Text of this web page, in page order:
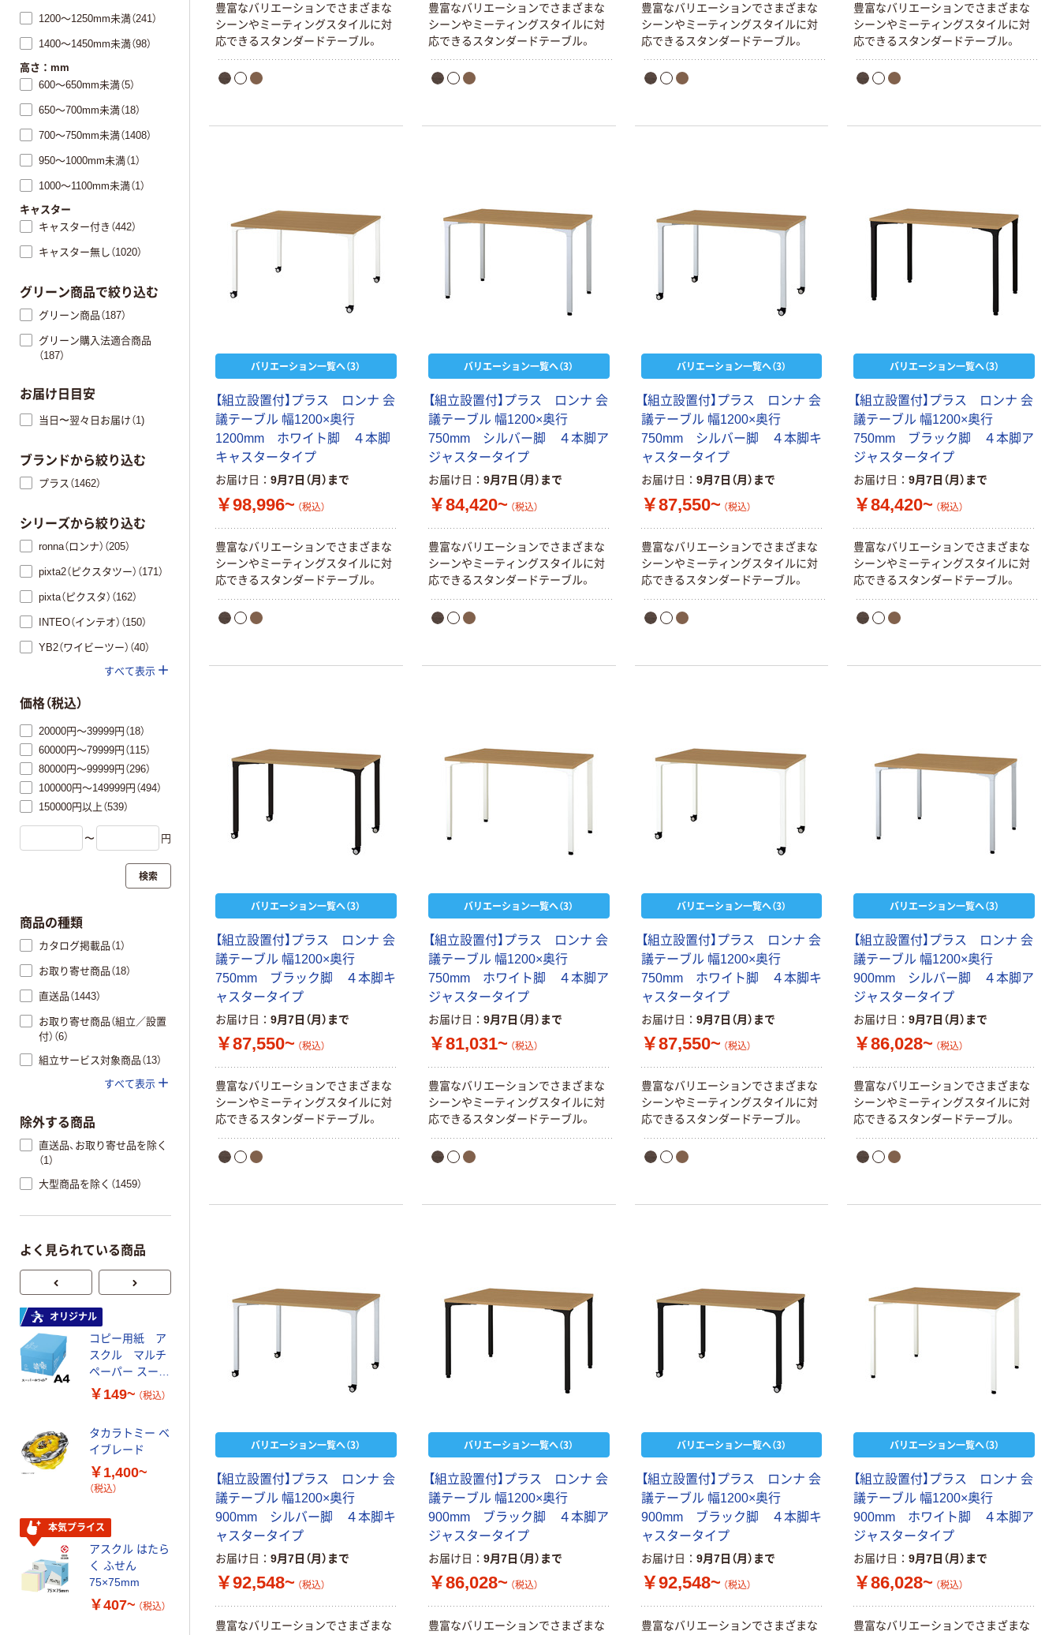
豊富なバリエーションでさまざまな
シーンやミーティングスタイルに対
応できるスタンダードテーブル。
豊富なバリエーションでさまざまな
シーンやミーティングスタイルに対
応できるスタンダードテーブル。
豊富なバリエーションでさまざまな
シーンやミーティングスタイルに対
応できるスタンダードテーブル。
豊富なバリエーションでさまざまな
シーンやミーティングスタイルに対
応できるスタンダードテーブル。
バリエーション一覧へ（3）
【組立設置付】プラス ロンナ 会
議テーブル 幅1200×奥行
1200mm ホワイト脚 ４本脚
キャスタータイプ
お届け日 9月7日（月）まで
￥98,996~ （税込）
豊富なバリエーションでさまざまな
シーンやミーティングスタイルに対
応できるスタンダードテーブル。
バリエーション一覧へ（3）
【組立設置付】プラス ロンナ 会
議テーブル 幅1200×奥行
750mm シルバー脚 ４本脚ア
ジャスタータイプ
お届け日 9月7日（月）まで
￥84,420~ （税込）
豊富なバリエーションでさまざまな
シーンやミーティングスタイルに対
応できるスタンダードテーブル。
バリエーション一覧へ（3）
【組立設置付】プラス ロンナ 会
議テーブル 幅1200×奥行
750mm シルバー脚 ４本脚キ
ャスタータイプ
お届け日 9月7日（月）まで
￥87,550~ （税込）
豊富なバリエーションでさまざまな
シーンやミーティングスタイルに対
応できるスタンダードテーブル。
バリエーション一覧へ（3）
【組立設置付】プラス ロンナ 会
議テーブル 幅1200×奥行
750mm ブラック脚 ４本脚ア
ジャスタータイプ
お届け日 9月7日（月）まで
￥84,420~ （税込）
豊富なバリエーションでさまざまな
シーンやミーティングスタイルに対
応できるスタンダードテーブル。
バリエーション一覧へ（3）
【組立設置付】プラス ロンナ 会
議テーブル 幅1200×奥行
750mm ブラック脚 ４本脚キ
ャスタータイプ
お届け日 9月7日（月）まで
￥87,550~ （税込）
豊富なバリエーションでさまざまな
シーンやミーティングスタイルに対
応できるスタンダードテーブル。
バリエーション一覧へ（3）
【組立設置付】プラス ロンナ 会
議テーブル 幅1200×奥行
750mm ホワイト脚 ４本脚ア
ジャスタータイプ
お届け日 9月7日（月）まで
￥81,031~ （税込）
豊富なバリエーションでさまざまな
シーンやミーティングスタイルに対
応できるスタンダードテーブル。
バリエーション一覧へ（3）
【組立設置付】プラス ロンナ 会
議テーブル 幅1200×奥行
750mm ホワイト脚 ４本脚キ
ャスタータイプ
お届け日 9月7日（月）まで
￥87,550~ （税込）
豊富なバリエーションでさまざまな
シーンやミーティングスタイルに対
応できるスタンダードテーブル。
バリエーション一覧へ（3）
【組立設置付】プラス ロンナ 会
議テーブル 幅1200×奥行
900mm シルバー脚 ４本脚ア
ジャスタータイプ
お届け日 9月7日（月）まで
￥86,028~ （税込）
豊富なバリエーションでさまざまな
シーンやミーティングスタイルに対
応できるスタンダードテーブル。
バリエーション一覧へ（3）
【組立設置付】プラス ロンナ 会
議テーブル 幅1200×奥行
900mm シルバー脚 ４本脚キ
ャスタータイプ
お届け日 9月7日（月）まで
￥92,548~ （税込）
豊富なバリエーションでさまざまな
バリエーション一覧へ（3）
【組立設置付】プラス ロンナ 会
議テーブル 幅1200×奥行
900mm ブラック脚 ４本脚ア
ジャスタータイプ
お届け日 9月7日（月）まで
￥86,028~ （税込）
豊富なバリエーションでさまざまな
バリエーション一覧へ（3）
【組立設置付】プラス ロンナ 会
議テーブル 幅1200×奥行
900mm ブラック脚 ４本脚キ
ャスタータイプ
お届け日 9月7日（月）まで
￥92,548~ （税込）
豊富なバリエーションでさまざまな
バリエーション一覧へ（3）
【組立設置付】プラス ロンナ 会
議テーブル 幅1200×奥行
900mm ホワイト脚 ４本脚ア
ジャスタータイプ
お届け日 9月7日（月）まで
￥86,028~ （税込）
豊富なバリエーションでさまざまな
1200～1250mm未満（241）
1400～1450mm未満（98）
高さ：mm
600～650mm未満（5）
650～700mm未満（18）
700～750mm未満（1408）
950～1000mm未満（1）
1000～1100mm未満（1）
キャスター
キャスター付き（442）
キャスター無し（1020）
グリーン商品で絞り込む
グリーン商品（187）
グリーン購入法適合商品
（187）
お届け日目安
当日〜翌々日お届け（1)
ブランドから絞り込む
プラス（1462）
シリーズから絞り込む
ronna（ロンナ）（205）
pixta2（ピクスタツー）（171）
pixta（ピクスタ）（162）
INTEO（インテオ）（150）
YB2（ワイビーツー）（40）
すべて表示
価格（税込）
20000円～39999円（18）
60000円～79999円（115）
80000円～99999円（296）
100000円～149999円（494）
150000円以上（539）
〜 円
検索
商品の種類
カタログ掲載品（1）
お取り寄せ商品（18）
直送品（1443）
お取り寄せ商品（組立／設置
付）（6）
組立サービス対象商品（13）
すべて表示
除外する商品
直送品、お取り寄せ品を除く
（1）
大型商品を除く（1459）
よく見られている商品
オリジナル
コピー用紙 ア
スクル マルチ
ペーパー スーパ
ーホワイト+
￥149~ （税込）
タカラトミー ベ
イブレード
￥1,400~
（税込）
本気プライス
アスクル はたら
く ふせん
75×75mm
￥407~ （税込）
ータイプ 乳白半
乾電池 単3
形 アルカリ乾
電池 北欧パッ
ケージ アスク
ルオリジナル
￥140~ （税込）
本気プライス
ティッシュペー
スクル スマート
本気プライス
トイレットペー
パー ダブル60
ｍ 再生紙
100% 6ロール
リサイクル100
芯あり FSC認
証
￥460~ （税込）
オリジナル
乾電池 単4
形 アルカリ乾
ケージ アスク
オリジナル
サントリー 伊右
衛門 「お茶、どう
ぞ。」 緑茶
￥528~ （税込）
オリジナル
アスクル プラス
ーフリー）
本気プライス
75×25mm
￥377~
ニチバン セロテ
ープ 大巻
￥124~
アスクル セロハ
PRO【純正】テー
プ 白ラベル
（税込）
富士フイルム チ
ェキ専用フィル
WW2
￥1,580~
（税込）
本気プライス
トイレットペー
パー シングル
リサイクル100
￥470~ （税込）